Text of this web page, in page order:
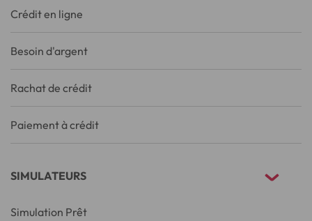
Crédit en ligne
Besoin d'argent
Rachat de crédit
Paiement à crédit
SIMULATEURS
Simulation Prêt